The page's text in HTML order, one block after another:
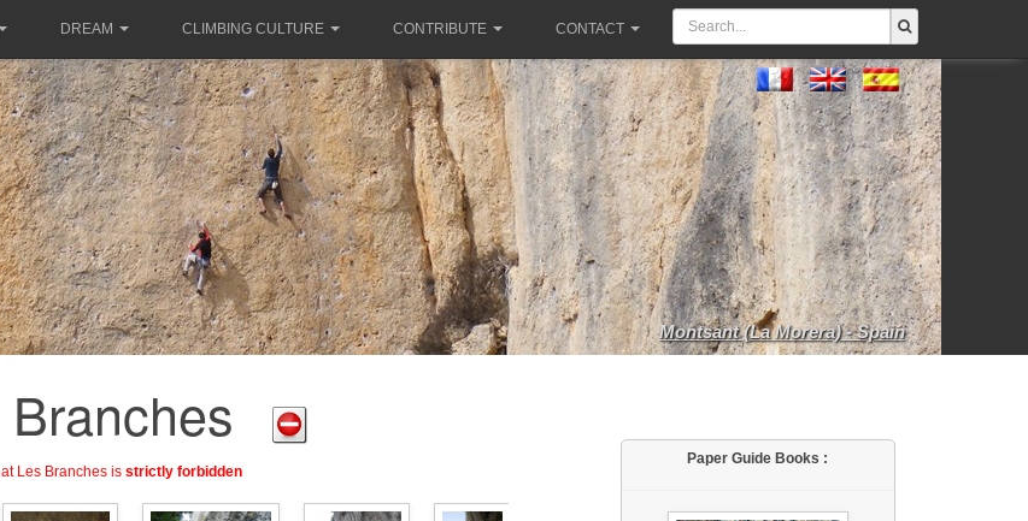
DREAM CLIMBING CULTURE CONTRIBUTE CONTACT
Montsant (La Morera) - Spain
Les Branches isstrictly forbidden
Paper Guide Books :